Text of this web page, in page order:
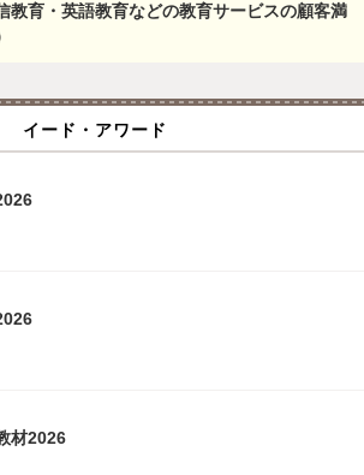
教育・英語教育などの教育サービスの顧客満
イード・アワード
材2026